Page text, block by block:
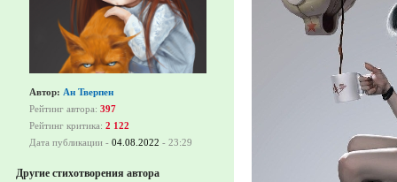
Автор: Ан Тверпен
Рейтинг автора: 397
Рейтинг критика: 2 122
Дата публикации - 04.08.2022 - 23:29
Другие стихотворения автора